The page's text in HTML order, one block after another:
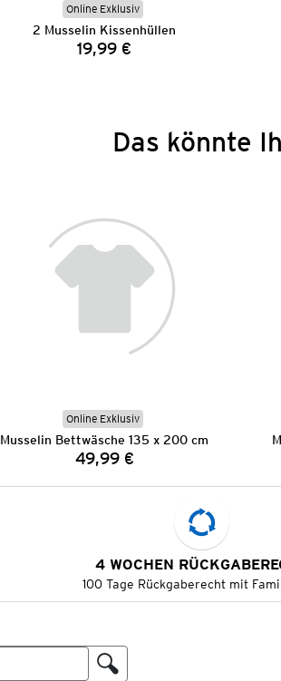
Online Exklusiv
2 Musselin Kissenhüllen
Preis:
19,99 €
Das könnte
Online Exklusiv
Musselin Bettwäsche 135 x 200 cm
Preis:
49,99 €
4 WOCHEN
100 Tage Rückgaberecht mit